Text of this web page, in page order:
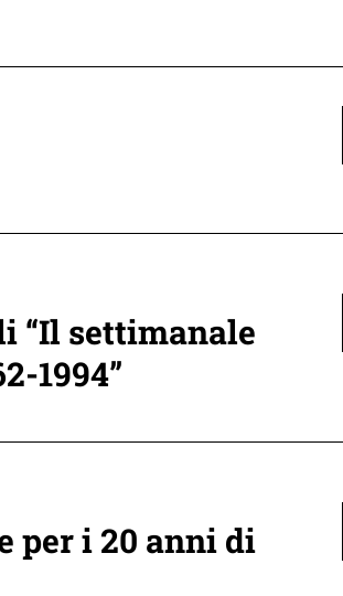
“Il settimanale
1994”
per i 20 anni di